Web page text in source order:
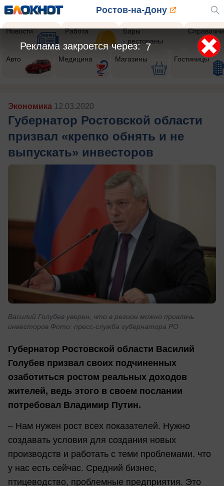
Ростов-на-Дону
Новости Работа
Бары
- рестораны
Авто Медицина Магазины Гостиницы
Экономика 12.03.2020
Губернатор Ростовской области
призвал «крепко обнять и не
выпускать» инвесторов
Василий Голубев уверен, что в регион можно привлечь
инвесторов Фото: пресс-служба губернатора РО
Губернатор Ростовской области Василий
Голубев призвал своих подчиненных
озаботиться ростом реальных доходов
жителей, ведь этого в своем послании
потребовал Владимир Путин.
– Нам нужен рост всех показателей. Нужно
создавать условия для создания новых
производств и работать с теми проблемами. что
у нас есть сейчас. Средний бизнес,
птицеводство, проблемные предприятия. Это
5
Реклама закроется через: